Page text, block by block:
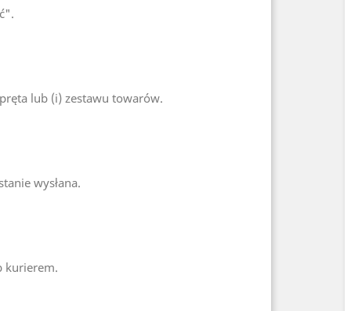
lub (i) zestawu towarów.
wysłana.
kurierem.